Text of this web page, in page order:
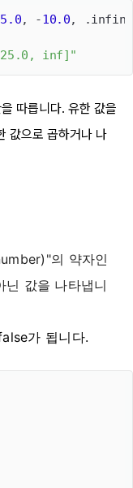
, -10.0
inf]"
따릅니다. 유한 값을
값으로 곱하거나 나
의 약자인
값을 나타냅니
가 됩니다.